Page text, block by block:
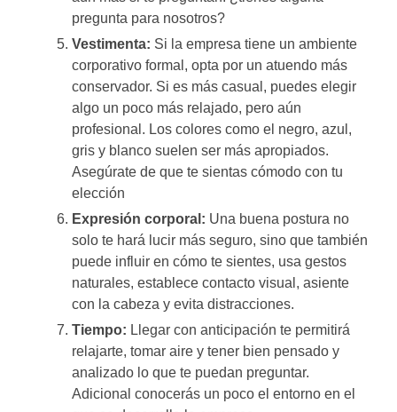
pregunta para nosotros?
Vestimenta: Si la empresa tiene un ambiente
corporativo formal, opta por un atuendo más
conservador. Si es más casual, puedes elegir
algo un poco más relajado, pero aún
profesional. Los colores como el negro, azul,
gris y blanco suelen ser más apropiados.
Asegúrate de que te sientas cómodo con tu
elección
Expresión corporal: Una buena postura no
solo te hará lucir más seguro, sino que también
puede influir en cómo te sientes, usa gestos
naturales, establece contacto visual, asiente
con la cabeza y evita distracciones.
Tiempo: Llegar con anticipación te permitirá
relajarte, tomar aire y tener bien pensado y
analizado lo que te puedan preguntar.
Adicional conocerás un poco el entorno en el